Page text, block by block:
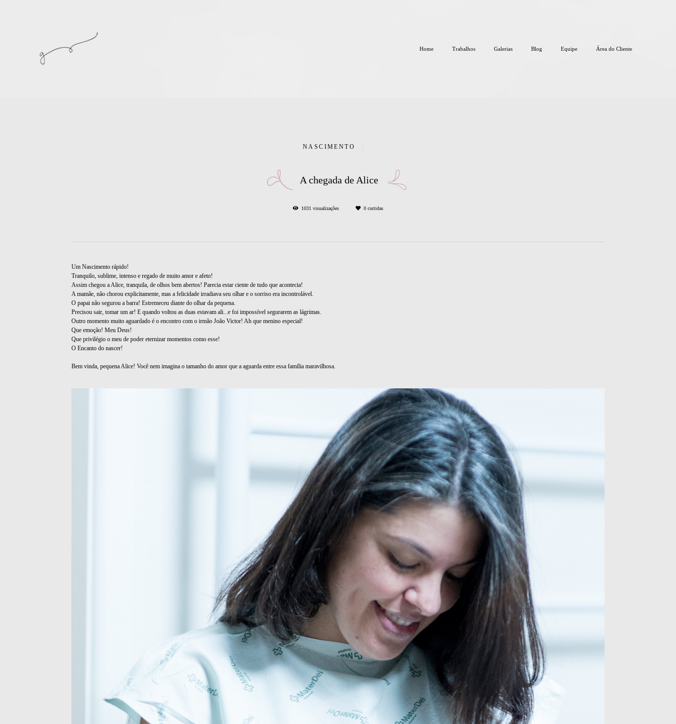
Home Trabalhos Galerias Blog Equipe Área do Cliente
NASCIMENTO
A chegada de Alice
1031 visualizações 0 curtidas
Um Nascimento rápido!
Tranquilo, sublime, intenso e regado de muito amor e afeto!
Assim chegou a Alice, tranquila, de olhos bem abertos! Parecia estar ciente de tudo que acontecia!
A mamãe, não chorou explicitamente, mas a felicidade irradiava seu olhar e o sorriso era incontrolável.
O papai não segurou a barra! Estremeceu diante do olhar da pequena.
Precisou sair, tomar um ar! E quando voltou as duas estavam ali...e foi impossível segurarem as lágrimas.
Outro momento muito aguardado é o encontro com o irmão João Victor! Ah que menino especial!
Que emoção! Meu Deus!
Que privilégio o meu de poder eternizar momentos como esse!
O Encanto do nascer!
Bem vinda, pequena Alice! Você nem imagina o tamanho do amor que a aguarda entre essa família maravilhosa.